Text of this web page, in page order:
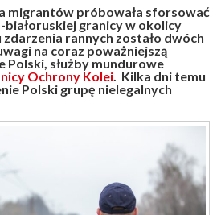
migrantów próbowała sforsować
białoruskiej granicy w okolicy
zdarzenia rannych zostało dwóch
na coraz poważniejszą
Polski, służby mundurowe
Ochrony Kolei. Kilka dni temu
Polski grupę nielegalnych